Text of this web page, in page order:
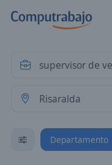
Departamento